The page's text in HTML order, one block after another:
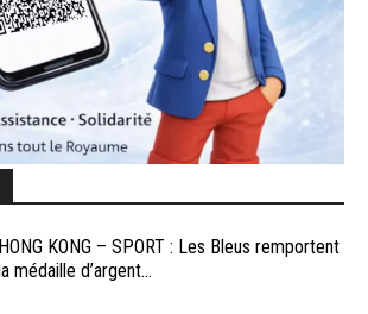
HONG KONG – SPORT : Les Bleus remportent
la médaille d’argent...